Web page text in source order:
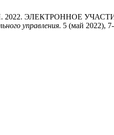
2022. ЭЛЕКТРОННОЕ
управления. 5 (май 2022),